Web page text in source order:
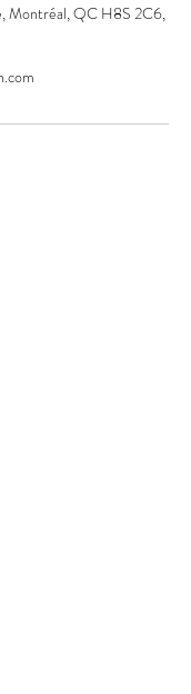
Montréal, QC H8S 2C6,